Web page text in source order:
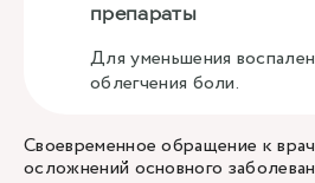
препараты
Для уменьшения
облегчения боли.
Своевременное обращение к
осложнений основного